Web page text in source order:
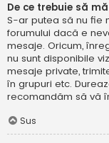
De ce trebuie să
S-ar putea să nu fie
forumului dacă e
mesaje. Oricum,
nu sunt disponibile
mesaje private,
în grupuri etc.
recomandăm să vă
Sus